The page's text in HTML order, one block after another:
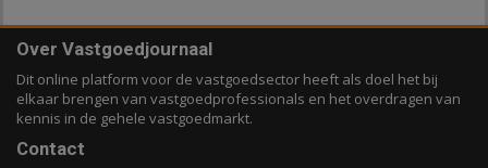
Over Vastgoedjournaal
Dit online platform voor de vastgoedsector heeft als doel het bij
elkaar brengen van vastgoedprofessionals en het overdragen van
kennis in de gehele vastgoedmarkt.
Contact